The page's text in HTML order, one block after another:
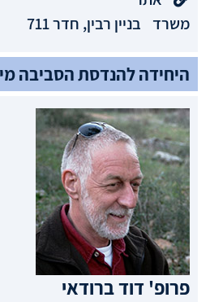
משרד
בניין רבין, חדר 711
היחידה להנדסת הסביבה
פרופ' דודברודאי